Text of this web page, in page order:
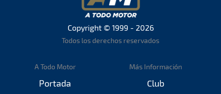
Copyright © 1999 - 2026
Todos los derechos reservados
A Todo Motor
Portada
Más Información
Club